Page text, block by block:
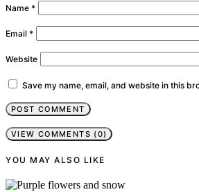
Name *
Email *
Website
Save my name, email, and website in this
VIEW COMMENTS (0)
YOU MAY ALSO LIKE